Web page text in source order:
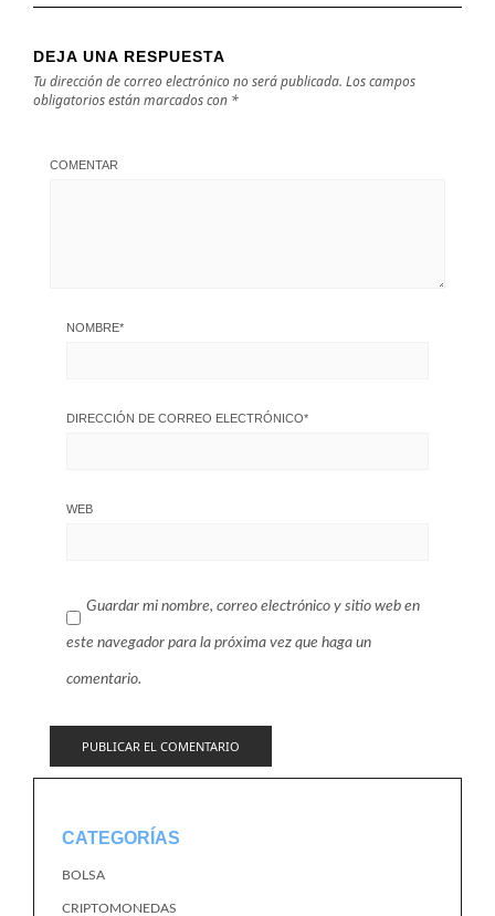
DEJA UNA RESPUESTA
Tu dirección de correo electrónico no será publicada. Los campos
obligatorios están marcados con *
COMENTAR
NOMBRE*
DIRECCIÓN DE CORREO ELECTRÓNICO*
WEB
Guardar mi nombre, correo electrónico y sitio web en
este navegador para la próxima vez que haga un
comentario.
CATEGORÍAS
BOLSA
CRIPTOMONEDAS